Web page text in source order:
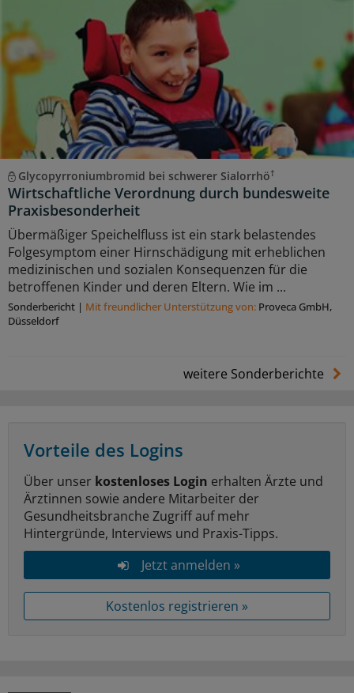
Glycopyrroniumbromid bei schwerer Sialorrhö†
Wirtschaftliche Verordnung durch bundesweite
Praxisbesonderheit
Übermäßiger Speichelfluss ist ein stark belastendes
Folgesymptom einer Hirnschädigung mit erheblichen
medizinischen und sozialen Konsequenzen für die
betroffenen Kinder und deren Eltern. Wie im ...
Sonderbericht | Mit freundlicher Unterstützung von: Proveca GmbH,
Düsseldorf
weitere Sonderberichte
Vorteile des Logins
Über unser kostenloses Login erhalten Ärzte und
Ärztinnen sowie andere Mitarbeiter der
Gesundheitsbranche Zugriff auf mehr
Hintergründe, Interviews und Praxis-Tipps.
Jetzt anmelden »
Kostenlos registrieren »